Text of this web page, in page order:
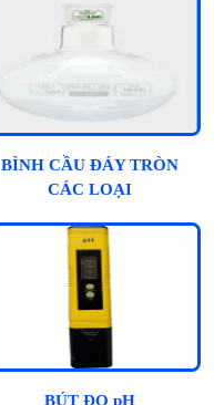
BÌNH CẦU ĐÁY TRÒN
CÁC LOẠI
BÚT ĐO pH